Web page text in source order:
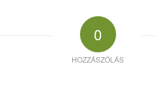
0
HOZZÁSZÓLÁS